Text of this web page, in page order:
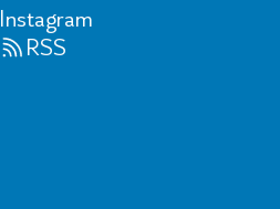
Instagram
RSS